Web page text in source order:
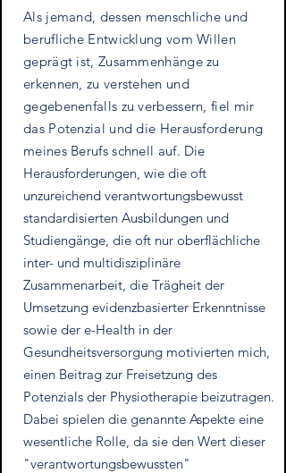
Als jemand, dessen menschliche und
berufliche Entwicklung vom Willen
geprägt ist, Zusammenhänge zu
erkennen, zu verstehen und
gegebenenfalls zu verbessern, fiel mir
das Potenzial und die Herausforderung
meines Berufs schnell auf. Die
Herausforderungen, wie die oft
unzureichend verantwortungsbewusst
standardisierten Ausbildungen und
Studiengänge, die oft nur oberflächliche
inter- und multidisziplinäre
Zusammenarbeit, die Trägheit der
Umsetzung evidenzbasierter Erkenntnisse
sowie der e-Health in der
Gesundheitsversorgung motivierten mich,
einen Beitrag zur Freisetzung des
Potenzials der Physiotherapie beizutragen.
Dabei spielen die genannte Aspekte eine
wesentliche Rolle, da sie den Wert dieser
"verantwortungsbewussten"